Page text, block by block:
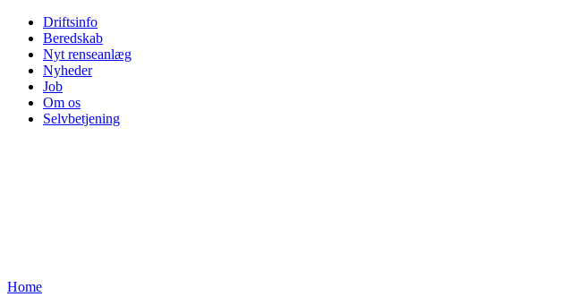
Driftsinfo
Beredskab
Nyt renseanlæg
Nyheder
Job
Om os
Selvbetjening
Home